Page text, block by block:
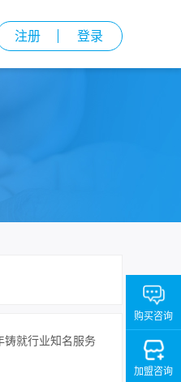
注册 登录
铸就行业知名服务
购买咨询
加盟咨询